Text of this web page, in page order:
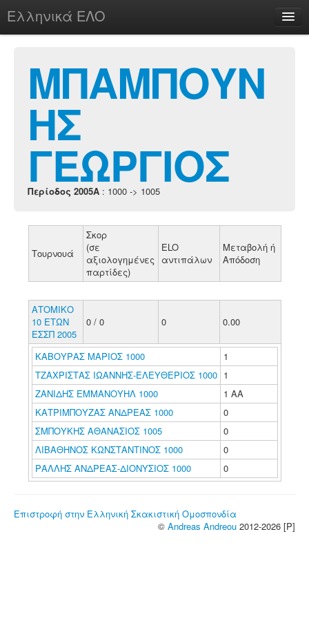
Ελληνικά ΕΛΟ
chesstu.be @ discord
Login
ΜΠΑΜΠΟΥΝ
ΗΣ
ΓΕΩΡΓΙΟΣ
Περίοδος 2005A : 1000 -> 1005
Τουρνουά
Σκορ
(σε
αξιολογημένες
παρτίδες)
ELO
αντιπάλων
Μεταβολή ή
Απόδοση
ΑΤΟΜΙΚΟ
10 ΕΤΩΝ
ΕΣΣΠ 2005
0 / 0 0 0.00
ΚΑΒΟΥΡΑΣ ΜΑΡΙΟΣ 1000
1
ΤΖΑΧΡΙΣΤΑΣ ΙΩΑΝΝΗΣ-ΕΛΕΥΘΕΡΙΟΣ 1000 1
ΖΑΝΙΔΗΣ ΕΜΜΑΝΟΥΗΛ 1000
1 ΑΑ
ΚΑΤΡΙΜΠΟΥΖΑΣ ΑΝΔΡΕΑΣ 1000
0
ΣΜΠΟΥΚΗΣ ΑΘΑΝΑΣΙΟΣ 1005
0
ΛΙΒΑΘΗΝΟΣ ΚΩΝΣΤΑΝΤΙΝΟΣ 1000
0
ΡΑΛΛΗΣ ΑΝΔΡΕΑΣ-ΔΙΟΝΥΣΙΟΣ 1000
0
Επιστροφή στην Ελληνική Σκακιστική Ομοσπονδία
© Andreas Andreou 2012-2026 [P]